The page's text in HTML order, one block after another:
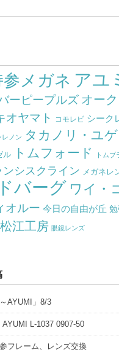
参メガネ アユ
ーピープルズ オー
オヤマト コモレビ シーク
レノン タカノリ・ユゲ
ル トムフォード トムブ
ンシスクライン メガネレ
バーグ ワイ・
オルー 今日の自由が丘
松江工房 眼鏡レンズ
AYUMI」8/3
L-1037 0907-50
フレーム、レンズ交換